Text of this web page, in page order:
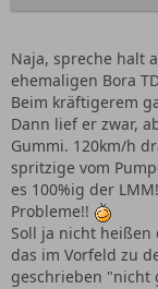
Naja, spreche halt
ehemaligen Bora
Beim kräftigerem
Dann lief er zwar,
Gummi. 120km/h
spritzige vom
es 100%ig der
Probleme!!
Soll ja nicht heißen
das im Vorfeld zu
geschrieben "nicht